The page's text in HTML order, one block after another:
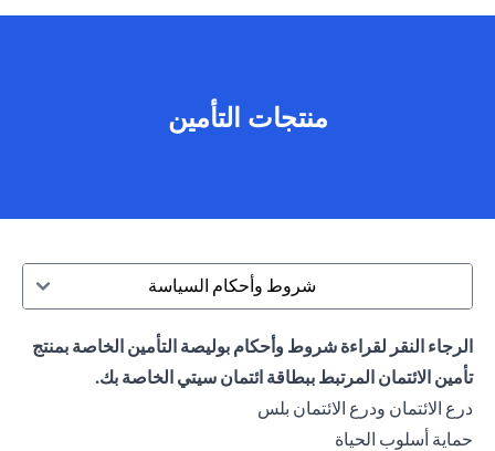
منتجات التأمين
شروط وأحكام السياسة
الرجاء النقر لقراءة شروط وأحكام بوليصة التأمين الخاصة بمنتج
تأمين الائتمان المرتبط ببطاقة ائتمان سيتي الخاصة بك.
درع الائتمان ودرع الائتمان بلس
حماية أسلوب الحياة